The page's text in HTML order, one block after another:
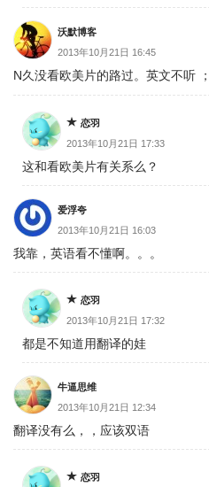
沃默博客
2013年10月21日 16:45
N久没看欧美片的路过。英文不听 ；
恋羽
2013年10月21日 17:33
这和看欧美片有关系么？
爱浮夸
2013年10月21日 16:03
我靠，英语看不懂啊。。。
恋羽
2013年10月21日 17:32
都是不知道用翻译的娃
牛逼思维
2013年10月21日 12:34
翻译没有么，，应该双语
恋羽